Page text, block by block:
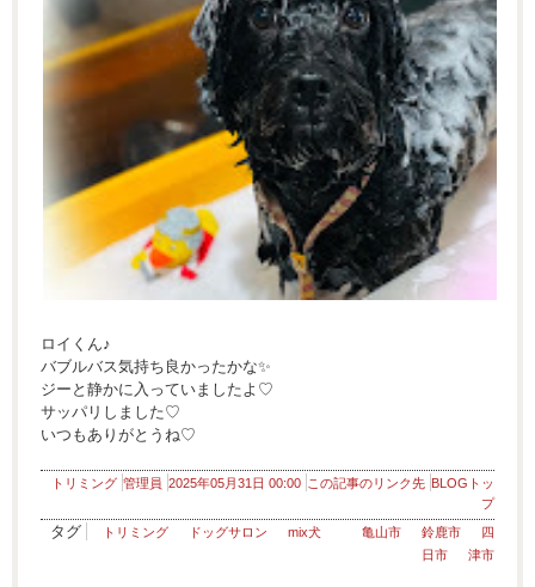
ロイくん♪
バブルバス気持ち良かったかな✨
ジーと静かに入っていましたよ♡
サッパリしました♡
いつもありがとうね♡
トリミング 管理員 2025年05月31日 00:00 この記事のリンク先 BLOGトッ
プ
タグ トリミング ドッグサロン mix犬 亀山市 鈴鹿市
四
日市
津市